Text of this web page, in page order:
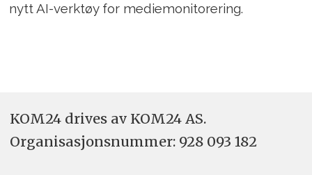
nytt AI-verktøy for mediemonitorering.
KOM24 drives av KOM24 AS.
Organisasjons­nummer: 928 093 182